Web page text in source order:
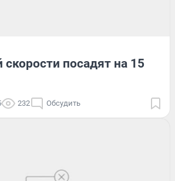
посадят на 15
232 Обсудить